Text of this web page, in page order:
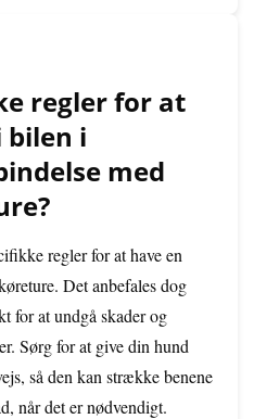
regler for at
bilen i
med
regler for at have en
Det anbefales dog
for at undgå skader og
Sørg for at give din hund
så den kan strække benene
når det er nødvendigt.